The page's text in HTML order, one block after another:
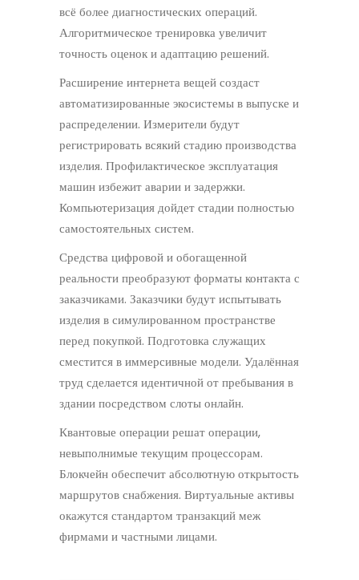
всё более диагностических операций.
Алгоритмическое тренировка увеличит
точность оценок и адаптацию решений.
Расширение интернета вещей создаст
автоматизированные экосистемы в выпуске и
распределении. Измерители будут
регистрировать всякий стадию производства
изделия. Профилактическое эксплуатация
машин избежит аварии и задержки.
Компьютеризация дойдет стадии полностью
самостоятельных систем.
Средства цифровой и обогащенной
реальности преобразуют форматы контакта с
заказчиками. Заказчики будут испытывать
изделия в симулированном пространстве
перед покупкой. Подготовка служащих
сместится в иммерсивные модели. Удалённая
труд сделается идентичной от пребывания в
здании посредством слоты онлайн.
Квантовые операции решат операции,
невыполнимые текущим процессорам.
Блокчейн обеспечит абсолютную открытость
маршрутов снабжения. Виртуальные активы
окажутся стандартом транзакций меж
фирмами и частными лицами.